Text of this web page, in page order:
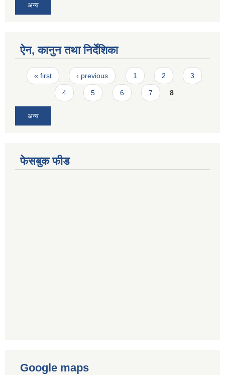
अन्य
ऐन, कानुन तथा निर्देशिका
Pages
« first ‹ previous 1 2 3
4 5 6 7 8
अन्य
फेसबुक फीड
Google maps